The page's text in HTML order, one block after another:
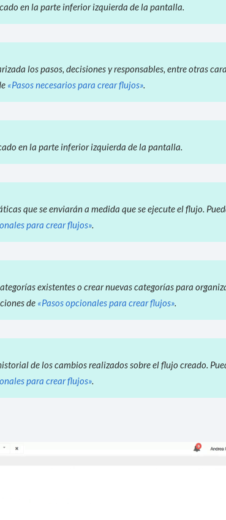
en la parte inferior izquierda de la pantalla.
los pasos, decisiones y responsables, entre otras
«Pasos necesarios para crear flujos»
en la parte inferior izquierda de la pantalla.
que se enviarán a medida que se ejecute el flujo.
para crear flujos»
existentes o crear nuevas categorías para
de «Pasos opcionales para crear flujos»
de los cambios realizados sobre el flujo creado.
para crear flujos»